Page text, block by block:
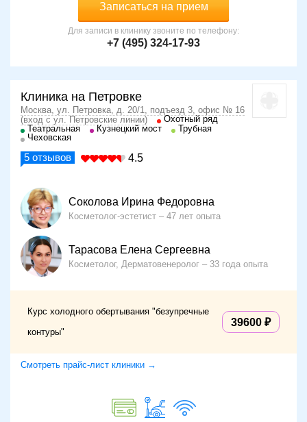
Записаться на прием
Для записи в клинику звоните по телефону:
+7 (495) 324-17-93
Клиника на Петровке
Москва, ул. Петровка, д. 20/1, подъезд 3, офис № 16
(вход с ул. Петровские линии)
Охотный ряд
Театральная
Кузнецкий мост
Трубная
Чеховская
5 отзывов 4.5
Соколова Ирина Федоровна
Косметолог-эстетист 47 лет опыта
Тарасова Елена Сергеевна
Косметолог, Дерматовенеролог 33 года опыта
Курс холодного обертывания "безупречные
контуры"
39600
Смотреть прайс-лист клиники →